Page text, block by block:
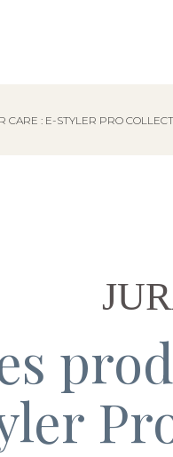
CARE : E-STYLER PRO